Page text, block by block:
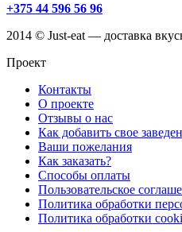
+375 44 596 56 96
2014 © Just-eat — доставка
Проект
Контакты
О проекте
Отзывы о нас
Как добавить свое
Ваши пожелания
Как заказать?
Способы оплаты
Пользовательское
Политика обработки
Политика обработки